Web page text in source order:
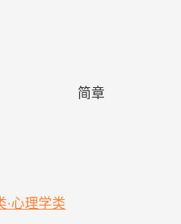
简章
·心理学类